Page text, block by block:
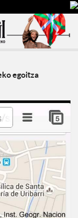
egoitza